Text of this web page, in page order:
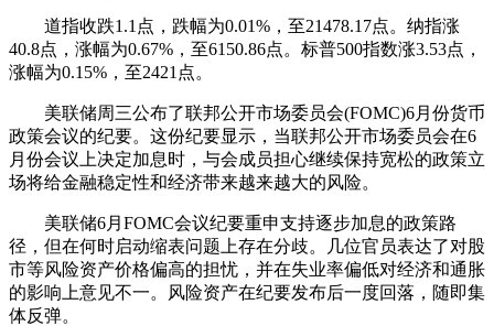
道指收跌1.1点，跌幅为0.01%，至21478.17点。纳指涨
40.8点，涨幅为0.67%，至6150.86点。标普500指数涨3.53点，
涨幅为0.15%，至2421点。
美联储周三公布了联邦公开市场委员会(FOMC)6月份货币
政策会议的纪要。这份纪要显示，当联邦公开市场委员会在6
月份会议上决定加息时，与会成员担心继续保持宽松的政策立
场将给金融稳定性和经济带来越来越大的风险。
美联储6月FOMC会议纪要重申支持逐步加息的政策路
径，但在何时启动缩表问题上存在分歧。几位官员表达了对股
市等风险资产价格偏高的担忧，并在失业率偏低对经济和通胀
的影响上意见不一。风险资产在纪要发布后一度回落，随即集
体反弹。